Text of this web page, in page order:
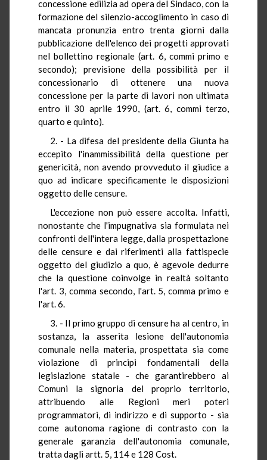
concessione edilizia ad opera del Sindaco, con la
formazione del silenzio-accoglimento in caso di
mancata pronunzia entro trenta giorni dalla
pubblicazione dell'elenco dei progetti approvati
nel bollettino regionale (art. 6, commi primo e
secondo); previsione della possibilità per il
concessionario di ottenere una nuova
concessione per la parte di lavori non ultimata
entro il 30 aprile 1990, (art. 6, commi terzo,
quarto e quinto).
2. - La difesa del presidente della Giunta ha
eccepito l'inammissibilità della questione per
genericità, non avendo provveduto il giudice a
quo ad indicare specificamente le disposizioni
oggetto delle censure.
L'eccezione non può essere accolta. Infatti,
nonostante che l'impugnativa sia formulata nei
confronti dell'intera legge, dalla prospettazione
delle censure e dai riferimenti alla fattispecie
oggetto del giudizio a quo, è agevole dedurre
che la questione coinvolge in realtà soltanto
l'art. 3, comma secondo, l'art. 5, comma primo e
l'art. 6.
3. - Il primo gruppo di censure ha al centro, in
sostanza, la asserita lesione dell'autonomia
comunale nella materia, prospettata sia come
violazione di principi fondamentali della
legislazione statale - che garantirebbero ai
Comuni la signoria del proprio territorio,
attribuendo alle Regioni meri poteri
programmatori, di indirizzo e di supporto - sia
come autonoma ragione di contrasto con la
generale garanzia dell'autonomia comunale,
tratta dagli artt. 5, 114 e 128 Cost.